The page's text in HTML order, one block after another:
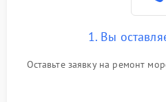
1. Вы
Оставьте заявку на ремонт